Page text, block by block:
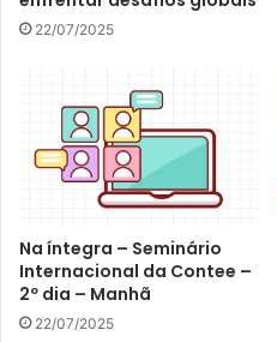
22/07/2025
Na íntegra – Seminário
Internacional da Contee –
2º dia – Manhã
22/07/2025